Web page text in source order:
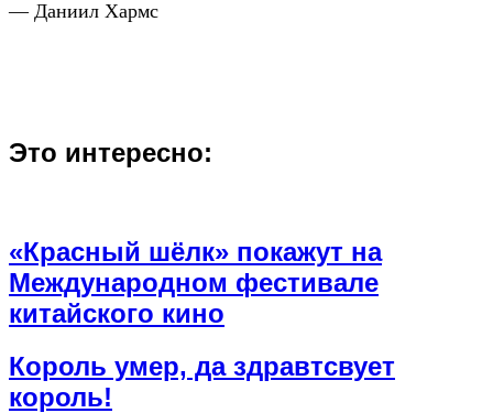
— Даниил Хармс
Это интересно:
«Красный шёлк» покажут на
Международном фестивале
китайского кино
Король умер, да здравтсвует
король!